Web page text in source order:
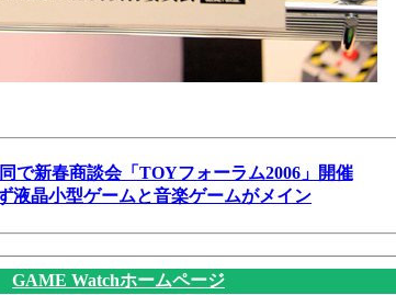
で新春商談会「TOYフォーラム2006」開催
液晶小型ゲームと音楽ゲームがメイン
GAME Watchホームページ